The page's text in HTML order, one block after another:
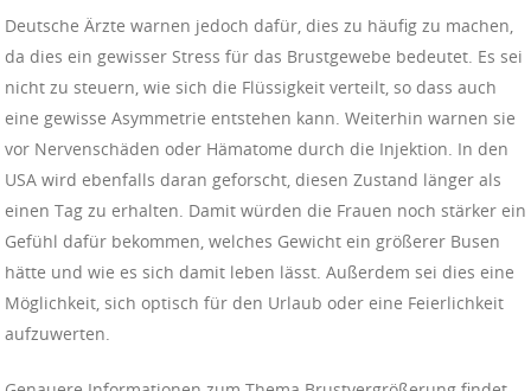
Deutsche Ärzte warnen jedoch dafür, dies zu häufig zu machen,
da dies ein gewisser Stress für das Brustgewebe bedeutet. Es sei
nicht zu steuern, wie sich die Flüssigkeit verteilt, so dass auch
eine gewisse Asymmetrie entstehen kann. Weiterhin warnen sie
vor Nervenschäden oder Hämatome durch die Injektion. In den
USA wird ebenfalls daran geforscht, diesen Zustand länger als
einen Tag zu erhalten. Damit würden die Frauen noch stärker ein
Gefühl dafür bekommen, welches Gewicht ein größerer Busen
hätte und wie es sich damit leben lässt. Außerdem sei dies eine
Möglichkeit, sich optisch für den Urlaub oder eine Feierlichkeit
aufzuwerten.